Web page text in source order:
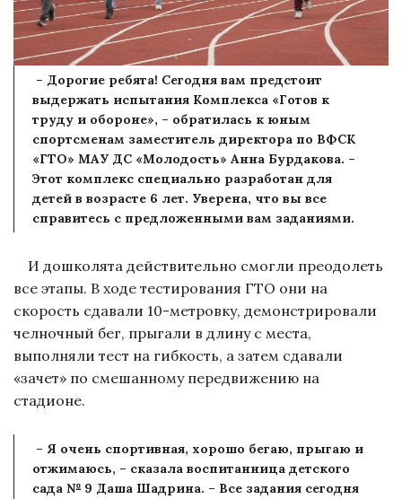
– Дорогие ребята! Сегодня вам предстоит
выдержать испытания Комплекса «Готов к
труду и обороне», – обратилась к юным
спортсменам заместитель директора по ВФСК
«ГТО» МАУ ДС «Молодость» Анна Бурдакова. –
Этот комплекс специально разработан для
детей в возрасте 6 лет. Уверена, что вы все
справитесь с предложенными вам заданиями.
И дошколята действительно смогли преодолеть
все этапы. В ходе тестирования ГТО они на
скорость сдавали 10-метровку, демонстрировали
челночный бег, прыгали в длину с места,
выполняли тест на гибкость, а затем сдавали
«зачет» по смешанному передвижению на
стадионе.
– Я очень спортивная, хорошо бегаю, прыгаю и
отжимаюсь, – сказала воспитанница детского
сада № 9 Даша Шадрина. – Все задания сегодня